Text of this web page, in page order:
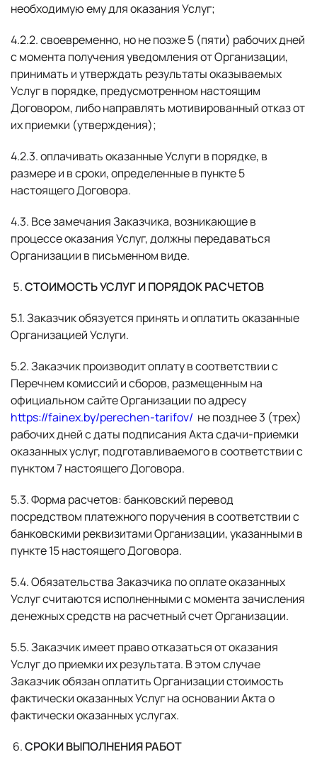
необходимую ему для оказания Услуг;
4.2.2. своевременно, но не позже 5 (пяти) рабочих дней
с момента получения уведомления от Организации,
принимать и утверждать результаты оказываемых
Услуг в порядке, предусмотренном настоящим
Договором, либо направлять мотивированный отказ от
их приемки (утверждения);
4.2.3. оплачивать оказанные Услуги в порядке, в
размере и в сроки, определенные в пункте 5
настоящего Договора.
4.3. Все замечания Заказчика, возникающие в
процессе оказания Услуг, должны передаваться
Организации в письменном виде.
СТОИМОСТЬ УСЛУГ И ПОРЯДОК РАСЧЕТОВ
5.1. Заказчик обязуется принять и оплатить оказанные
Организацией Услуги.
5.2. Заказчик производит оплату в соответствии с
Перечнем комиссий и сборов, размещенным на
официальном сайте Организации по адресу
https://fainex.by/perechen-tarifov/ не позднее 3 (трех)
рабочих дней с даты подписания Акта сдачи-приемки
оказанных услуг, подготавливаемого в соответствии с
пунктом 7 настоящего Договора.
5.3. Форма расчетов: банковский перевод
посредством платежного поручения в соответствии с
банковскими реквизитами Организации, указанными в
пункте 15 настоящего Договора.
5.4. Обязательства Заказчика по оплате оказанных
Услуг считаются исполненными с момента зачисления
денежных средств на расчетный счет Организации.
5.5. Заказчик имеет право отказаться от оказания
Услуг до приемки их результата. В этом случае
Заказчик обязан оплатить Организации стоимость
фактически оказанных Услуг на основании Акта о
фактически оказанных услугах.
СРОКИ ВЫПОЛНЕНИЯ РАБОТ